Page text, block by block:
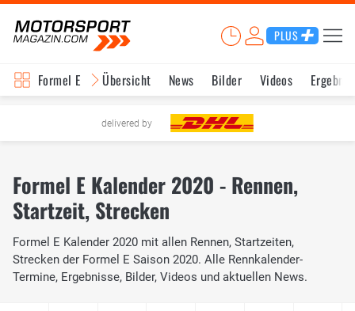
PLUS
Formel E Übersicht News Bilder Videos
delivered by
Formel E Kalender 2020 - Rennen,
Startzeit, Strecken
Formel E Kalender 2020 mit allen Rennen, Startzeiten,
Strecken der Formel E Saison 2020. Alle Rennkalender-
Termine, Ergebnisse, Bilder, Videos und aktuellen News.